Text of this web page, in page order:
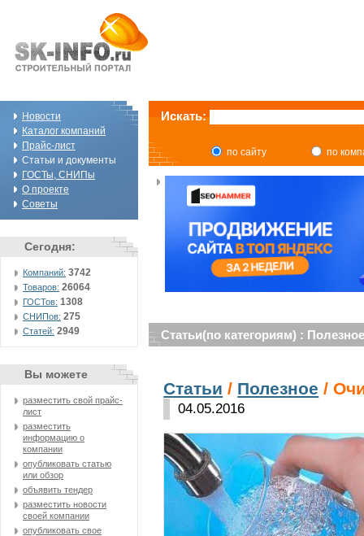
Новости
Каталог компаний
Прайс-лист
Статьи и документы
ГОСТы, СНИПы
О проекте
Советы
Сегодня:
Компаний: 3742
Товаров: 26064
ГОСТов: 1308
СНИПов: 275
Статей: 2949
Вы можете
разместить свой прайс-
лист
разместить
информацию о
компании
опубликовать статью
или обзор
объявить тендер
разместить новости
своей компании
опубликовать свое
Искать:
по сайту по
Статьи(по категориям) : Полезное
Статьи / Полезное /
04.05.2016